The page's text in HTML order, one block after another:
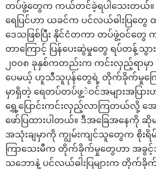
တပ်ဖွဲ့တွေက ကယ်တင်ခဲ့ရပါသေးတယ်။
ရေပြင်ဟာ ယခင်က ပင်လယ်ဓါးပြတွေ
ဒေသဖြစ်ပြီး နိုင်ငံတကာ တပ်ဖွဲ့ဝင်တွ
တာကြောင့် ပြန်ပေးဆွဲမှုတွေ ရပ်တန့်သွ
၂၀၀၈ ခုနှစ်ကတည်းက ကင်းလှည့်ရာမှာ
ပေမယ့် ဟူသီသူပုန်တွေရဲ့ တိုက်ခိုက်မှုကြ
မှာရှိတဲ့ ရေတပ်တပ်ဖွ့ဲဝင်အများအပြ
ရွှေ့ပြောင်းကင်းလှည့်လာကြတယ်လို့
ဖော်ပြထားပါတယ်။ ဒီအခြေအနေကို
အသုံးချမှာကို ကျွမ်းကျင်သူတွေက စိုးရိ
ကြာသေးမီက တိုက်ခိုက်မှုတွေဟာ အခွင့်
သဘောနဲ့ ပင်လယ်ဓါးပြများက တိုက်ခို